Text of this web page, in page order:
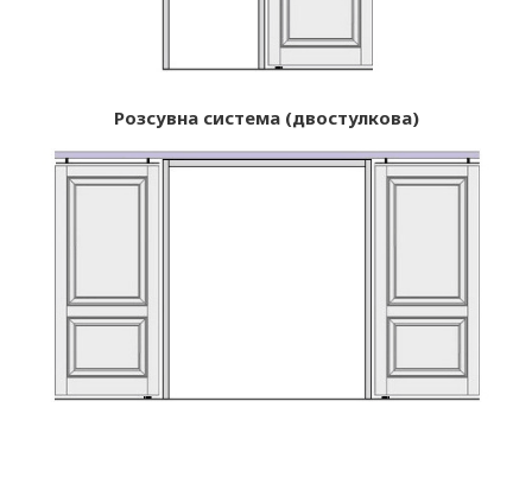
Розсувна система (двостулкова)